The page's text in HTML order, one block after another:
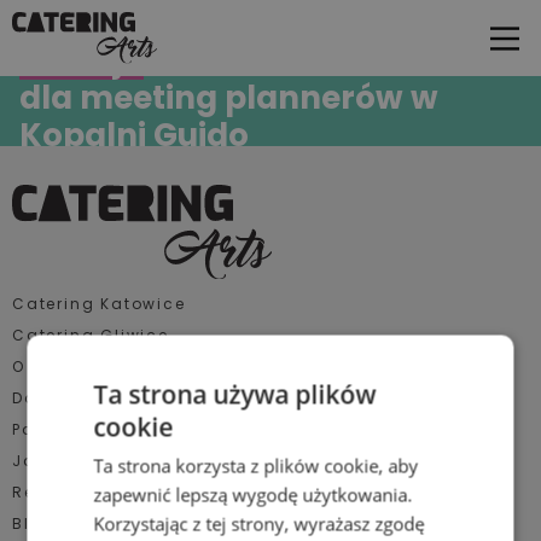
Kolacja
dla meeting plannerów w
Kopalni Guido
Catering Arts miał przyjemność zapewnić catering podczas
uroczystej kolacji dla meeting plannerów z całej Polski, którzy
odwiedzili region w ramach fam tripu […]
Catering Katowice
Catering Gliwice
O nas
Dotacje UE
Polecane miejsca
Jak działamy
Realizacje
Blog
Ta strona używa plików
cookie
Ta strona korzysta z plików cookie, aby
zapewnić lepszą wygodę użytkowania.
Korzystając z tej strony, wyrażasz zgodę